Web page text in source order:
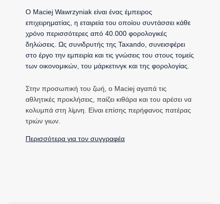
Ο Maciej Wawrzyniak είναι ένας έμπειρος
επιχειρηματίας, η εταιρεία του οποίου συντάσσει κάθε
χρόνο περισσότερες από 40.000 φορολογικές
δηλώσεις. Ως συνιδρυτής της Taxando, συνεισφέρει
στο έργο την εμπειρία και τις γνώσεις του στους τομείς
των οικονομικών, του μάρκετινγκ και της φορολογίας.
Στην προσωπική του ζωή, ο Maciej αγαπά τις
αθλητικές προκλήσεις, παίζει κιθάρα και του αρέσει να
κολυμπά στη λίμνη. Είναι επίσης περήφανος πατέρας
τριών γιων.
Περισσότερα για τον συγγραφέα